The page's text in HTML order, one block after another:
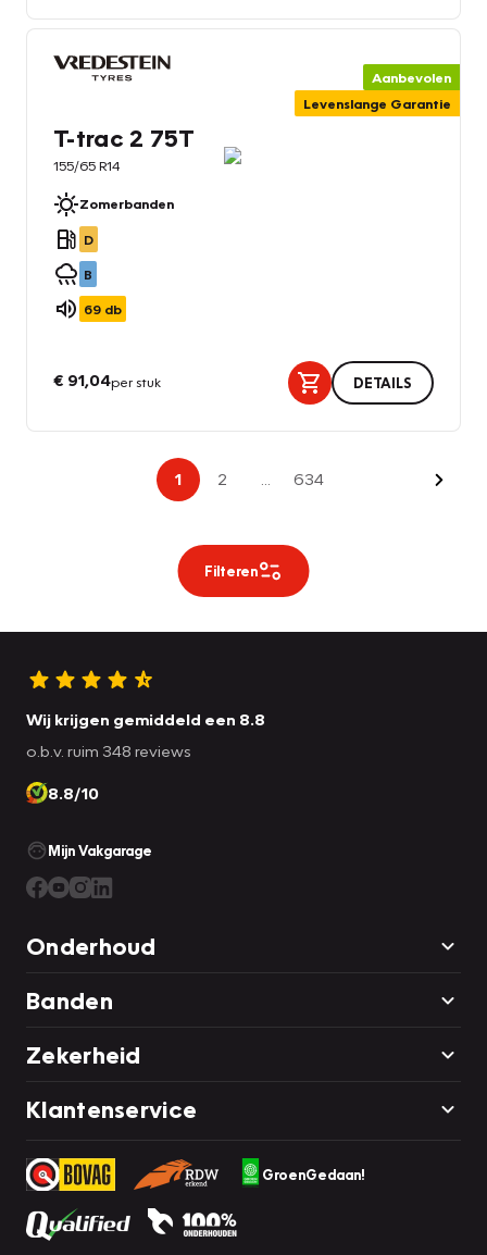
Aanbevolen
Levenslange Garantie
T-trac 2 75T
155/65 R14
Zomerbanden
D
B
69 db
€ 91,04per stuk DETAILS
1 2 634
Filteren
Wij krijgen gemiddeld een 8.8
o.b.v. ruim 348 reviews
8.8/10
Mijn Vakgarage
Onderhoud
Banden
Zekerheid
Klantenservice
GroenGedaan!